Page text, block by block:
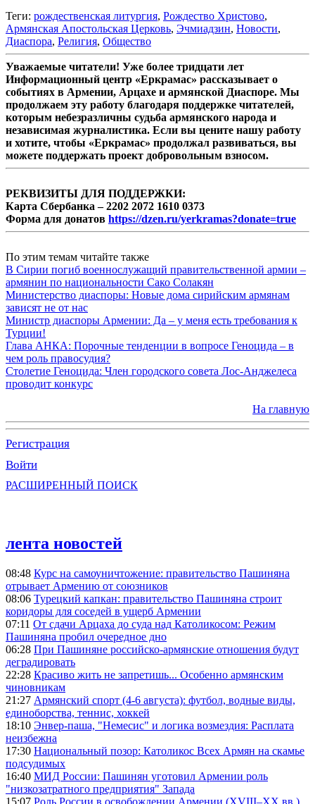
Теги: рождественская литургия, Рождество Христово,
Армянская Апостольская Церковь, Эчмиадзин, Новости,
Диаспора, Религия, Общество
Уважаемые читатели! Уже более тридцати лет
Информационный центр «Еркрамас» рассказывает о
событиях в Армении, Арцахе и армянской Диаспоре. Мы
продолжаем эту работу благодаря поддержке читателей,
которым небезразличны судьба армянского народа и
независимая журналистика. Если вы цените нашу работу
и хотите, чтобы «Еркрамас» продолжал развиваться, вы
можете поддержать проект добровольным взносом.
РЕКВИЗИТЫ ДЛЯ ПОДДЕРЖКИ:
Карта Сбербанка – 2202 2072 1610 0373
Форма для донатов https://dzen.ru/yerkramas?donate=true
По этим темам читайте также
В Сирии погиб военнослужащий правительственной армии –
армянин по национальности Сако Солакян
Министерство диаспоры: Новые дома сирийским армянам
зависят не от нас
Министр диаспоры Армении: Да – у меня есть требования к
Турции!
Глава АНКА: Порочные тенденции в вопросе Геноцида – в
чем роль правосудия?
Столетие Геноцида: Член городского совета Лос-Анджелеса
проводит конкурс
На главную
Регистрация
Войти
РАСШИРЕННЫЙ ПОИСК
лента новостей
08:48 Курс на самоуничтожение: правительство Пашиняна
отрывает Армению от союзников
08:06 Турецкий капкан: правительство Пашиняна строит
коридоры для соседей в ущерб Армении
07:11 От сдачи Арцаха до суда над Католикосом: Режим
Пашиняна пробил очередное дно
06:28 При Пашиняне российско-армянские отношения будут
деградировать
22:28 Красиво жить не запретишь... Особенно армянским
чиновникам
21:27 Армянский спорт (4-6 августа): футбол, водные виды,
единоборства, теннис, хоккей
18:10 Энвер-паша, "Немесис" и логика возмездия: Расплата
неизбежна
17:30 Национальный позор: Католикос Всех Армян на скамье
подсудимых
16:40 МИД России: Пашинян уготовил Армении роль
"низкозатратного предприятия" Запада